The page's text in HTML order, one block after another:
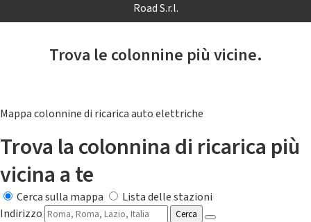
Road S.r.l.
Trova le colonnine più vicine.
Mappa colonnine di ricarica auto elettriche
Trova la colonnina di ricarica più
vicina a te
Cerca sulla mappa
Lista delle stazioni
Indirizzo
Cerca